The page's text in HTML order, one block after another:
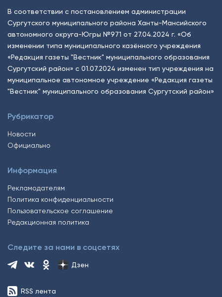
В соответствии с постановлением администрации
Сургутского муниципального района Ханты-Мансийского
автономного округа-Югры №971 от 27.04.2024 г. «Об
изменении типа муниципального казённого учреждения
«Редакция газеты "Вестник" муниципального образования
Сургутский район» с 01.07.2024 изменен тип учреждения на
муниципальное автономное учреждение «Редакция газеты
"Вестник" муниципального образования Сургутский район»
Рубрикатор
Новости
Официально
Информация
Рекламодателям
Политика конфиденциальности
Пользовательское соглашение
Редакционная политика
Следите за нами в соцсетях
Дзен
RSS лента